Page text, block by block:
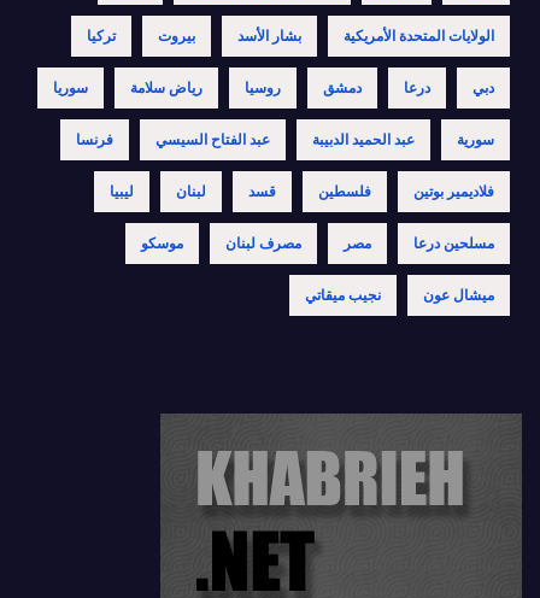
الولايات المتحدة الأمريكية بشار الأسد بيروت تركيا
دبي درعا دمشق روسيا رياض سلامة سوريا
سورية عبد الحميد الدبيبة عبد الفتاح السيسي فرنسا
فلاديمير بوتين فلسطين قسد لبنان ليبيا
مسلحين درعا مصر مصرف لبنان موسكو
ميشال عون نجيب ميقاتي